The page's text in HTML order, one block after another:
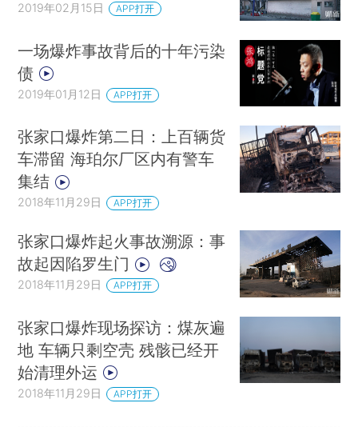
如TNT”。该客户称，他曾建议该企业升级装备以实
现本质安全，但未果。
一位职业病卫生专家告诉财新记者，化工厂爆
炸燃烧后，位于下风向的居民肯定要暂时离开，等
待环保局检测结果并合格后再返回。至于具体撤离
的范围需要专家实地评估后才能知道。如果附近居
民饮用的是自来水，那么风险并不大。但如果饮用
的是地下水，也需进行监测评估以确保饮水安全。
国际环保组织绿色和平项目经理江卓珊告诉财
新记者，根据江苏省地方文件，化工园区和居住区
的环境隔离带需要保持500米以上。不过，考虑到
此次主要爆炸物是苯系， 而苯系挥发性很强，具有
急性毒性、慢性毒性和致癌性。从陈家港镇到陈家
港化工集中区的最近距离只有2公里，距离灌河对
2019年02月15日 APP打开
一场爆炸事故背后的十年污染
债
2019年01月12日 APP打开
张家口爆炸第二日：上百辆货
车滞留 海珀尔厂区内有警车
集结
2018年11月29日 APP打开
张家口爆炸起火事故溯源：事
故起因陷罗生门
2018年11月29日 APP打开
张家口爆炸现场探访：煤灰遍
地 车辆只剩空壳 残骸已经开
始清理外运
2018年11月29日 APP打开